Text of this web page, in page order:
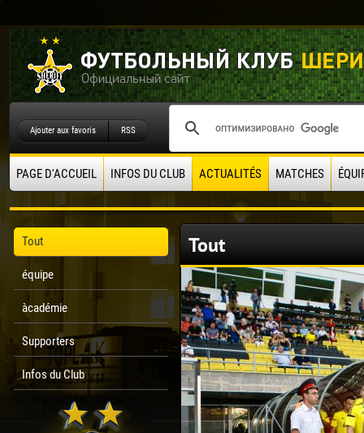
Ajouter aux favoris RSS
PAGE D'ACCUEIL INFOS DU CLUB ACTUALITÉS MATCHES
Tout
équipe
àcadémie
Supporters
Infos du Club
Tout